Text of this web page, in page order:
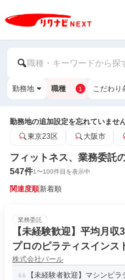
職種・キーワードから探
勤務地 職種 1 こだわり
勤務地の追加設定を忘れていませ
東京23区
大阪市
フィットネス、業務委託
547件1〜100件目を表示中
関連度順新着順
業務委託
【未経験歓迎】平均月
プロのピラティスインス
株式会社パール
【未経験者歓迎】マシンピ